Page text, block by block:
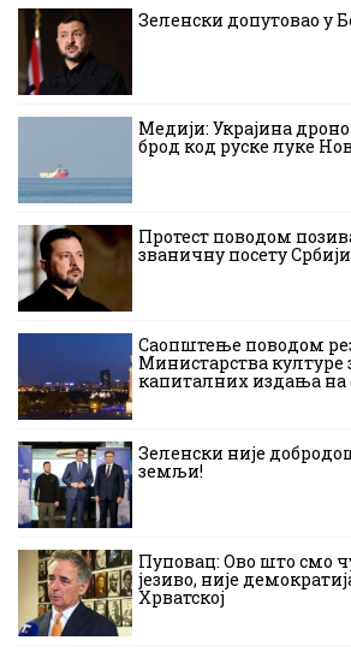
Зеленски допутовао у
Медији: Украјина
брод код руске луке
Протест поводом
званичну посету Србији
Саопштење поводом
Министарства
капиталних издања на
Зеленски није
земљи!
Пуповац: Ово што смо
језиво, није
Хрватској